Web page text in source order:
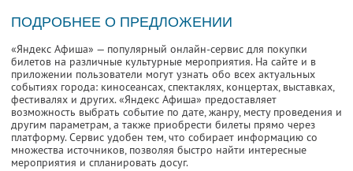
ПОДРОБНЕЕ О ПРЕДЛОЖЕНИИ
«Яндекс Афиша» — популярный онлайн-сервис для покупки
билетов на различные культурные мероприятия. На сайте и в
приложении пользователи могут узнать обо всех актуальных
событиях города: киносеансах, спектаклях, концертах, выставках,
фестивалях и других. «Яндекс Афиша» предоставляет
возможность выбрать событие по дате, жанру, месту проведения и
другим параметрам, а также приобрести билеты прямо через
платформу. Сервис удобен тем, что собирает информацию со
множества источников, позволяя быстро найти интересные
мероприятия и спланировать досуг.